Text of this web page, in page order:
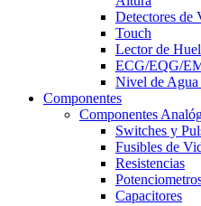
Detectores de
Touch
Lector de
ECG/EQG/
Nivel de
Componentes
Componentes
Switches y
Fusibles de
Resistencias
Capacitores